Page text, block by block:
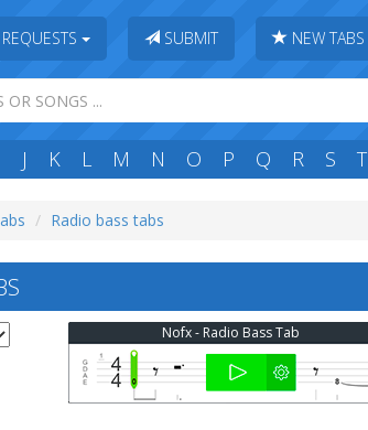
REQUESTS SUBMIT NEW TABS
J K L M N O P Q R S T
Radio bass tabs
Nofx - Radio Bass Tab